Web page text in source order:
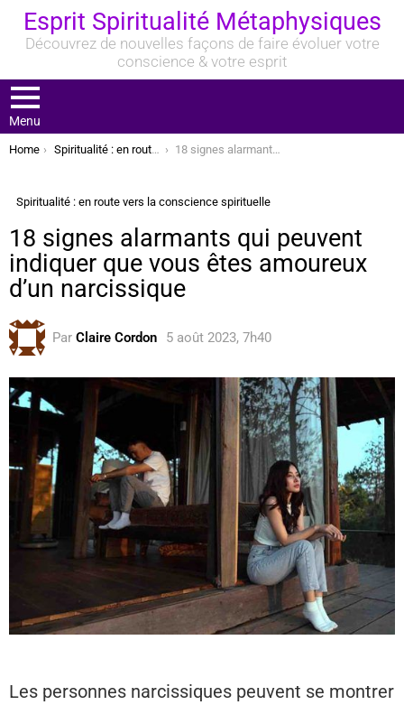
Esprit Spiritualité Métaphysiques
Découvrez de nouvelles façons de faire évoluer votre
conscience & votre esprit
Menu
You are here:
Home Spiritualité : en route vers la conscience spirituelle 18 signes alarmants qui peuvent indiquer que vous êtes amoureux d’un narcissique
Spiritualité : en route vers la conscience spirituelle
18 signes alarmants qui peuvent
indiquer que vous êtes amoureux
d’un narcissique
Par Claire Cordon 5 août 2023, 7h40
Les personnes narcissiques peuvent se montrer